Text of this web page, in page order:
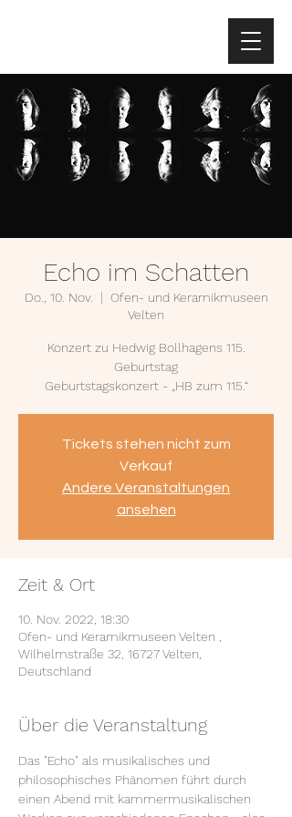
Echo im Schatten
Do., 10. Nov.
  |
Ofen- und Keramikmuseen
Velten
Konzert zu Hedwig Bollhagens 115.
Geburtstag
Geburtstagskonzert - „HB zum 115.“
Tickets stehen nicht zum
Verkauf
Andere Veranstaltungen
ansehen
Zeit & Ort
10. Nov. 2022, 18:30
Ofen- und Keramikmuseen Velten ,
Wilhelmstraße 32, 16727 Velten,
Deutschland
Über die Veranstaltung
Das "Echo" als musikalisches und
philosophisches Phänomen führt durch
einen Abend mit kammermusikalischen